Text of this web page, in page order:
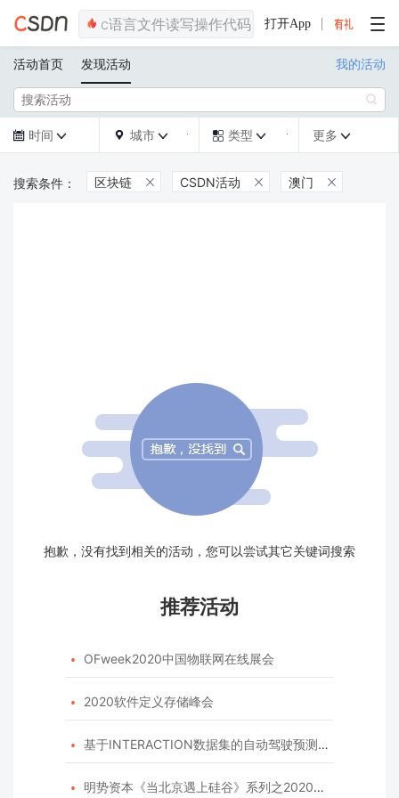
打开App
活动首页 发现活动 我的活动

 时间   城市   类型  更多 
区块链  CSDN活动  澳门 
抱歉，没有找到相关的活动，您可以尝试其它关键词搜索
推荐活动
 OFweek2020中国物联网在线展会
 2020软件定义存储峰会
 基于INTERACTION数据集的自动驾驶预测模型挑战赛
 明势资本《当北京遇上硅谷》系列之2020年度开源峰会